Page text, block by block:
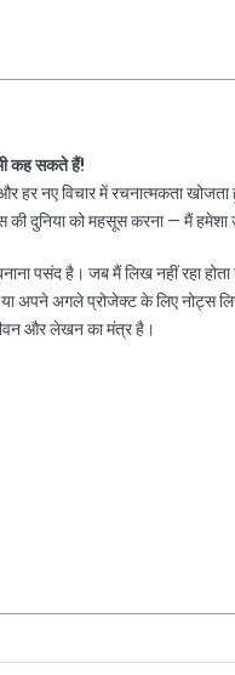
कह सकते हैं!
हर नए विचार में रचनात्मकता
की दुनिया को महसूस करना — मैं
पसंद है। जब मैं लिख नहीं रहा
अपने अगले प्रोजेक्ट के लिए नोट्स
और लेखन का मंत्र है।